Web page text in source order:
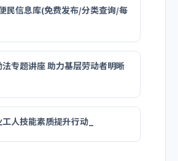
民信息库(免费发布/分类查询/每
专题讲座 助力基层劳动者明晰
人技能素质提升行动_